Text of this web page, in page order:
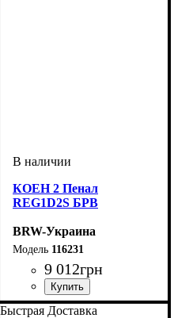
КОЕН 2 Пенал
REG1D2S БРВ
BRW-Украина
116231
9 012грн
ширина, мм: 585
высота, мм: 2005
глубина, мм: 400
Быстрая Доставка